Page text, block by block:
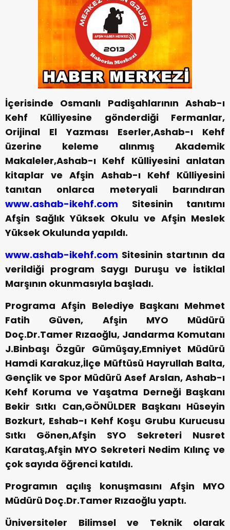
İçerisinde Osmanlı Padişahlarının Ashab-ı
Kehf Külliyesine gönderdiği Fermanlar,
Orijinal El Yazması Eserler,Ashab-ı Kehf
üzerine keleme alınmış Akademik
Makaleler,Ashab-ı Kehf Külliyesini anlatan
kitaplar ve Afşin Ashab-ı Kehf Külliyesini
tanıtan onlarca meteryali barındıran
www.ashab-ikehf.com Sitesinin tanıtımı
Afşin Sağlık Yüksek Okulu ve Afşin Meslek
Yüksek Okulunda yapıldı.
www.ashab-ikehf.com Sitesinin startının da
verildiği program Saygı Duruşu ve İstiklal
Marşının okunmasıyla başladı.
Programa Afşin Belediye Başkanı Mehmet
Fatih Güven, Afşin MYO Müdürü
Doç.Dr.Tamer Rızaoğlu, Jandarma Komutanı
J.Binbaşı Özgür Gümüşay,Emniyet Müdürü
Hamdi Karakuz,İlçe Müftüsü Hayrullah Balta,
Gençlik ve Spor Müdürü Asef Arslan, Ashab-ı
Kehf Koruma ve Yaşatma Derneği Başkanı
Bekir Sıtkı Can,GÖNÜLDER Başkanı Hüseyin
Bozkurt, Eshab-ı Kehf Koşu Grubu Kurucusu
Sıtkı Gönen,Afşin SYO Sekreteri Nusret
Karataş,Afşin MYO Sekreteri Nedim Kılınç ve
çok sayıda öğrenci katıldı.
Programın açılış konuşmasını Afşin MYO
Müdürü Doç.Dr.Tamer Rızaoğlu yaptı.
Üniversiteler Bilimsel ve Teknik olarak